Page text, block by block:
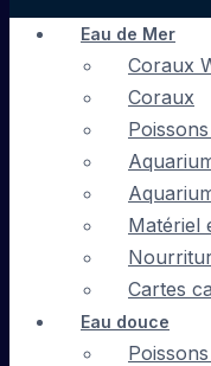
Eau de Mer
Coraux
Coraux
Matériel
Cartes
Eau douce